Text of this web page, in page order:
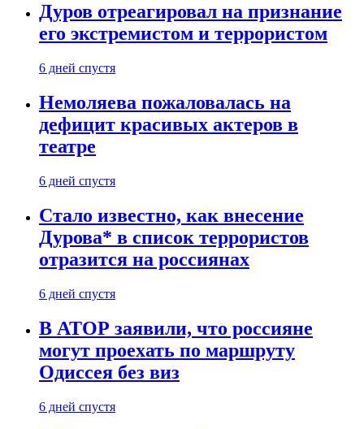
Дуров отреагировал на признание
его экстремистом и террористом
6 дней спустя
Немоляева пожаловалась на
дефицит красивых актеров в
театре
6 дней спустя
Стало известно, как внесение
Дурова* в список террористов
отразится на россиянах
6 дней спустя
В АТОР заявили, что россияне
могут проехать по маршруту
Одиссея без виз
6 дней спустя